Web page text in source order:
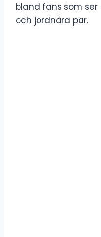
bland fans som
och jordnära par.